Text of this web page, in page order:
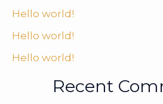
Hello world!
Hello world!
Hello world!
Recent